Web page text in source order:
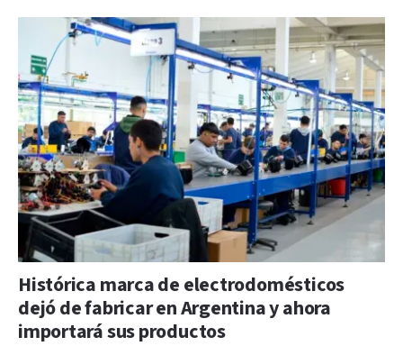
Histórica marca de electrodomésticos
dejó de fabricar en Argentina y ahora
importará sus productos